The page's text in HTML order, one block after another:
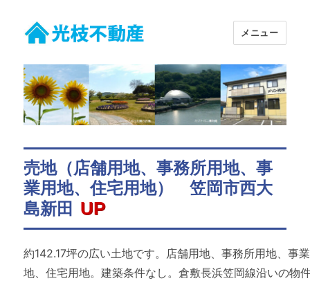
有限会社 光枝不動産
メニュー
売地（店舗用地、事務所用地、事
業用地、住宅用地） 笠岡市西大
島新田 UP
約142.17坪の広い土地です。店舗用地、事務所用地、事
地、住宅用地。建築条件なし。倉敷長浜笠岡線沿いの物